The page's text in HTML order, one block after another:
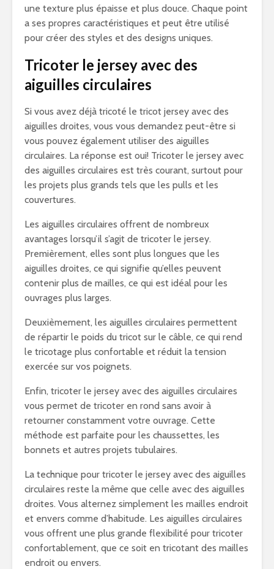
une texture plus épaisse et plus douce. Chaque point
a ses propres caractéristiques et peut être utilisé
pour créer des styles et des designs uniques.
Tricoter le jersey avec des
aiguilles circulaires
Si vous avez déjà tricoté le tricot jersey avec des
aiguilles droites, vous vous demandez peut-être si
vous pouvez également utiliser des aiguilles
circulaires. La réponse est oui! Tricoter le jersey avec
des aiguilles circulaires est très courant, surtout pour
les projets plus grands tels que les pulls et les
couvertures.
Les aiguilles circulaires offrent de nombreux
avantages lorsqu’il s’agit de tricoter le jersey.
Premièrement, elles sont plus longues que les
aiguilles droites, ce qui signifie qu’elles peuvent
contenir plus de mailles, ce qui est idéal pour les
ouvrages plus larges.
Deuxièmement, les aiguilles circulaires permettent
de répartir le poids du tricot sur le câble, ce qui rend
le tricotage plus confortable et réduit la tension
exercée sur vos poignets.
Enfin, tricoter le jersey avec des aiguilles circulaires
vous permet de tricoter en rond sans avoir à
retourner constamment votre ouvrage. Cette
méthode est parfaite pour les chaussettes, les
bonnets et autres projets tubulaires.
La technique pour tricoter le jersey avec des aiguilles
circulaires reste la même que celle avec des aiguilles
droites. Vous alternez simplement les mailles endroit
et envers comme d’habitude. Les aiguilles circulaires
vous offrent une plus grande flexibilité pour tricoter
confortablement, que ce soit en tricotant des mailles
endroit ou envers.